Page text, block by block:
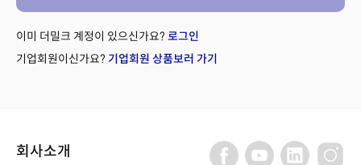
이미 더밀크 계정이 있으신가요? 로그인
기업회원이신가요? 기업회원 상품보러 가기
회사소개